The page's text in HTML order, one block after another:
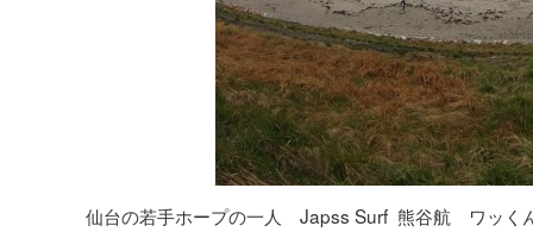
仙台の若手ホープの一人 Japss Surf 熊谷航 ワッく